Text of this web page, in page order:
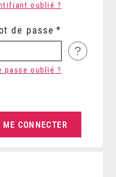
oublié ?
de passe
?
passe oublié ?